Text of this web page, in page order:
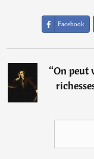
Facebook
“On peut